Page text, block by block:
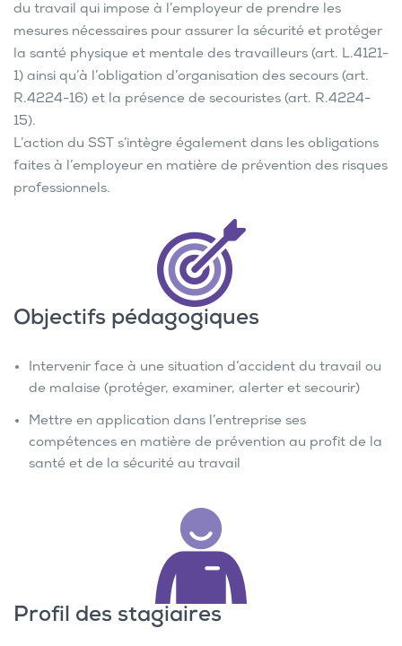
du travail qui impose à l’employeur de prendre les
mesures nécessaires pour assurer la sécurité et protéger
la santé physique et mentale des travailleurs (art. L.4121-
1) ainsi qu’à l’obligation d’organisation des secours (art.
R.4224-16) et la présence de secouristes (art. R.4224-
15).
L’action du SST s’intègre également dans les obligations
faites à l’employeur en matière de prévention des risques
professionnels.
Objectifs pédagogiques
Intervenir face à une situation d’accident du travail ou
de malaise (protéger, examiner, alerter et secourir)
Mettre en application dans l’entreprise ses
compétences en matière de prévention au profit de la
santé et de la sécurité au travail
Profil des stagiaires